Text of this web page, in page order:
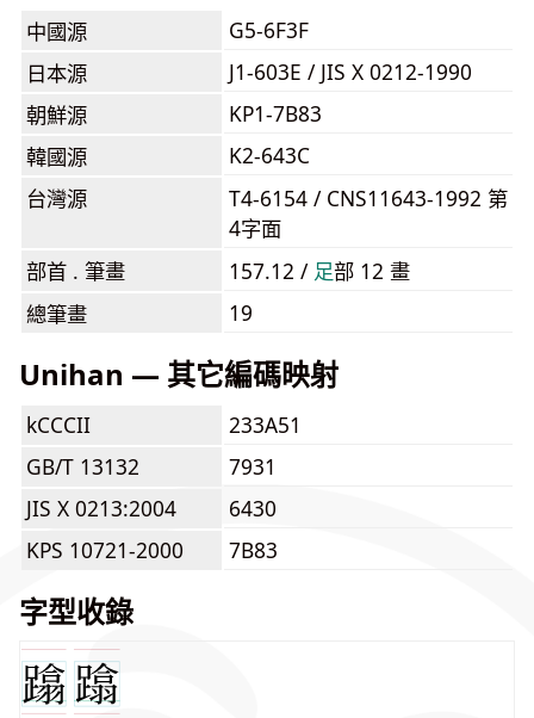
中國源
G5-6F3F
日本源
J1-603E / JIS X 0212-1990
朝鮮源
KP1-7B83
韓國源
K2-643C
台灣源
T4-6154 / CNS11643-1992 第
4字面
部首 . 筆畫
157.12 / ⾜部 12 畫
總筆畫
19
Unihan — 其它編碼映射
kCCCII
233A51
GB/T 13132
7931
JIS X 0213:2004
6430
KPS 10721-2000
7B83
字型收錄